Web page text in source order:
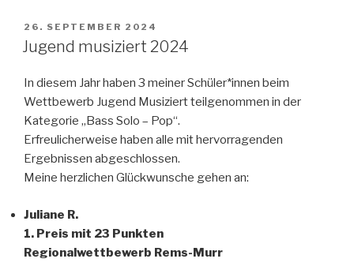
c
e
o
o
k
st
o
o
n
ail e
n
VERÖFFENTLICHT
AM
26. SEPTEMBER 2024
Jugend musiziert 2024
In diesem Jahr haben 3 meiner Schüler*innen beim
Wettbewerb Jugend Musiziert teilgenommen in der
Kategorie „Bass Solo – Pop“.
Erfreulicherweise haben alle mit hervorragenden
Ergebnissen abgeschlossen.
Meine herzlichen Glückwunsche gehen an:
Juliane R.
1. Preis mit 23 Punkten
Regionalwettbewerb Rems-Murr